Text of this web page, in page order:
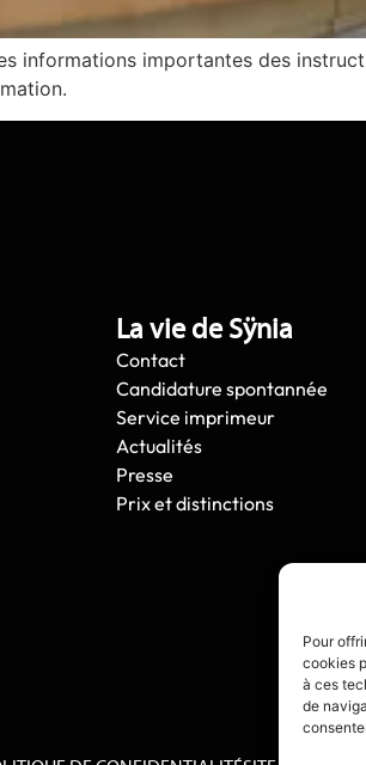
Pour
cookies
à ces
de
informations importantes des
La vie de Sÿnia
Contact
Candidature spontannée
Service imprimeur
Actualités
Presse
Prix et distinctions